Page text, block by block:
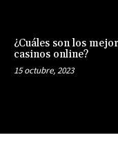
¿Cuáles son los
casinos online?
15 octubre, 2023